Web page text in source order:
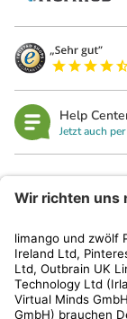
Help
Jetzt auch
Kundenservice
Shop